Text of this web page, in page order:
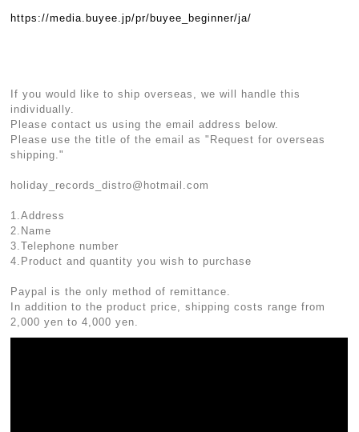
https://media.buyee.jp/pr/buyee_beginner/ja/
If you would like to ship overseas, we will handle this
individually.
Please contact us using the email address below.
Please use the title of the email as "Request for overseas
shipping."
holiday_records_distro@hotmail.com
1.Address
2.Name
3.Telephone number
4.Product and quantity you wish to purchase
Paypal is the only method of remittance.
In addition to the product price, shipping costs range from
2,000 yen to 4,000 yen.